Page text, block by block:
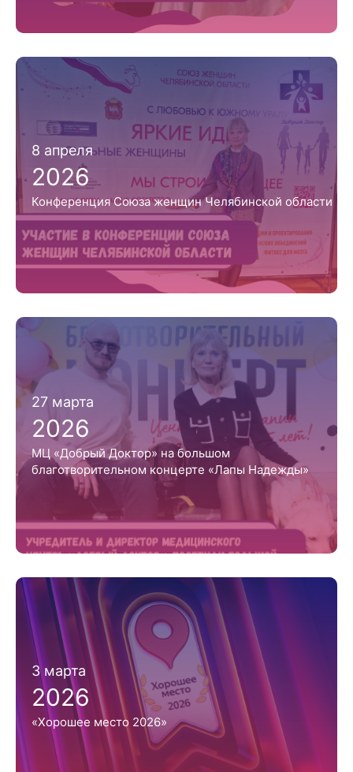
8 апреля
2026
Конференция Союза женщин Челябинской области
27 марта
2026
МЦ «Добрый Доктор» на большом
благотворительном концерте «Лапы Надежды»
3 марта
2026
«Хорошее место 2026»